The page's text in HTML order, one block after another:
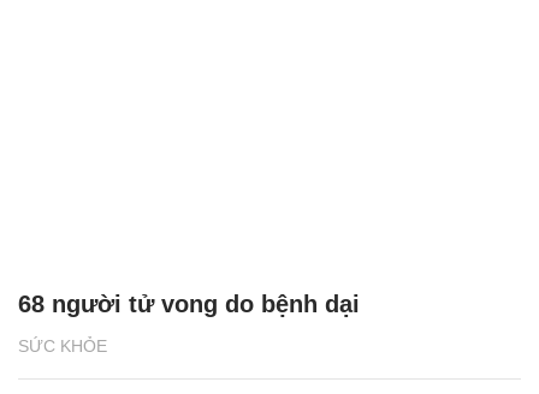
SỨC KHỎE
68 người tử vong do bệnh dại